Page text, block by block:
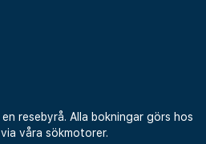
resebyrå. Alla bokningar görs hos
våra sökmotorer.